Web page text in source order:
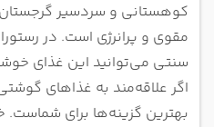
کوهستانی و سردسیر
مقوی و پرانرژی است. در
سنتی می‌توانید این غذای
اگر علاقه‌مند به غذاهای
بهترین گزینه‌ها برای